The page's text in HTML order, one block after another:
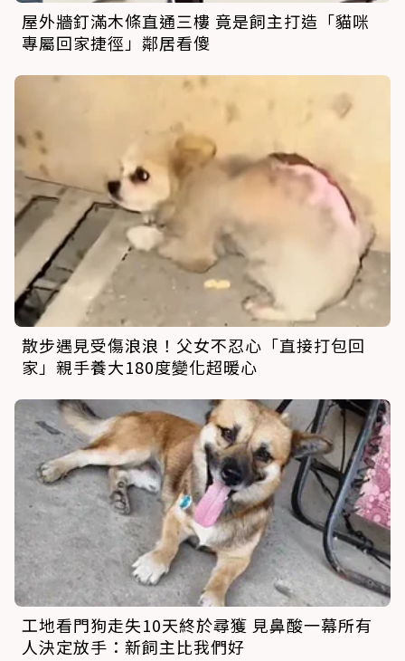
屋外牆釘滿木條直通三樓 竟是飼主打造「貓咪
專屬回家捷徑」鄰居看傻
散步遇見受傷浪浪！父女不忍心「直接打包回
家」親手養大180度變化超暖心
工地看門狗走失10天終於尋獲 見鼻酸一幕所有
人決定放手：新飼主比我們好